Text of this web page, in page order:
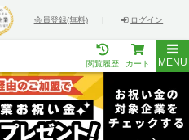
会員登録(無料) | ログイン
閲覧履歴 カート MENU